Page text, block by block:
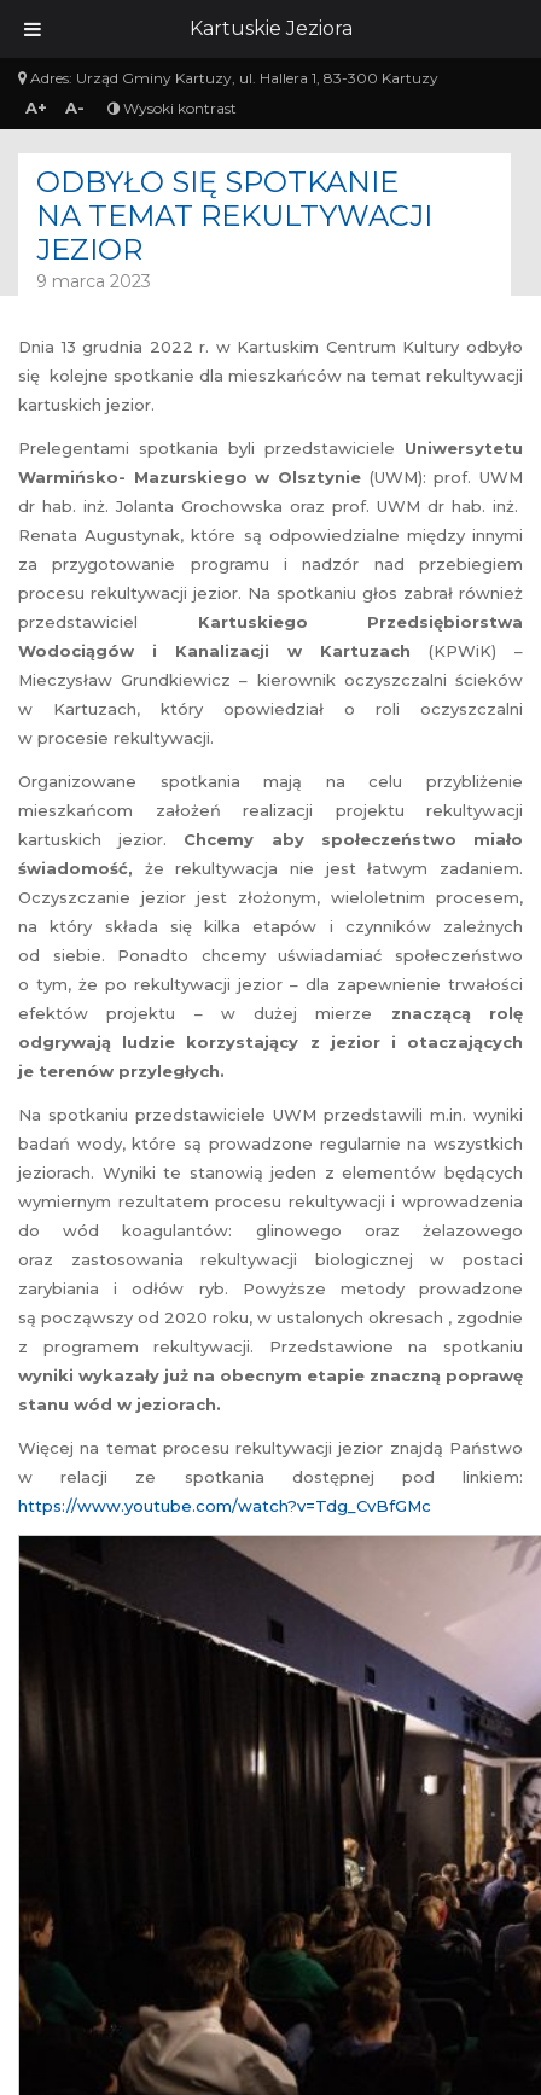
Adres: Urząd Gminy Kartuzy, ul. Hallera 1, 83-300 Kartuzy
A+ A- Wysoki kontrast
ODBYŁO SIĘ SPOTKANIE
NA TEMAT REKULTYWACJI
JEZIOR
9 marca 2023
Dnia 13 grudnia 2022 r. w Kartuskim Centrum Kultury odbyło
się kolejne spotkanie dla mieszkańców na temat rekultywacji
kartuskich jezior.
Prelegentami spotkania byli przedstawiciele Uniwersytetu
Warmińsko- Mazurskiego w Olsztynie (UWM): prof. UWM
dr hab. inż. Jolanta Grochowska oraz prof. UWM dr hab. inż.
Renata Augustynak, które są odpowiedzialne między innymi
za przygotowanie programu i nadzór nad przebiegiem
procesu rekultywacji jezior. Na spotkaniu głos zabrał również
przedstawiciel Kartuskiego Przedsiębiorstwa
Wodociągów i Kanalizacji w Kartuzach (KPWiK) –
Mieczysław Grundkiewicz – kierownik oczyszczalni ścieków
w Kartuzach, który opowiedział o roli oczyszczalni
w procesie rekultywacji.
Organizowane spotkania mają na celu przybliżenie
mieszkańcom założeń realizacji projektu rekultywacji
kartuskich jezior. Chcemy aby społeczeństwo miało
świadomość, że rekultywacja nie jest łatwym zadaniem.
Oczyszczanie jezior jest złożonym, wieloletnim procesem,
na który składa się kilka etapów i czynników zależnych
od siebie. Ponadto chcemy uświadamiać społeczeństwo
o tym, że po rekultywacji jezior – dla zapewnienie trwałości
efektów projektu – w dużej mierze znaczącą rolę
odgrywają ludzie korzystający z jezior i otaczających
je terenów przyległych.
Na spotkaniu przedstawiciele UWM przedstawili m.in. wyniki
badań wody, które są prowadzone regularnie na wszystkich
jeziorach. Wyniki te stanowią jeden z elementów będących
wymiernym rezultatem procesu rekultywacji i wprowadzenia
do wód koagulantów: glinowego oraz żelazowego
oraz zastosowania rekultywacji biologicznej w postaci
zarybiania i odłów ryb. Powyższe metody prowadzone
są począwszy od 2020 roku, w ustalonych okresach , zgodnie
z programem rekultywacji. Przedstawione na spotkaniu
wyniki wykazały już na obecnym etapie znaczną poprawę
stanu wód w jeziorach.
Więcej na temat procesu rekultywacji jezior znajdą Państwo
w relacji ze spotkania dostępnej pod linkiem:
https://www.youtube.com/watch?v=Tdg_CvBfGMc
Kartuskie Jeziora